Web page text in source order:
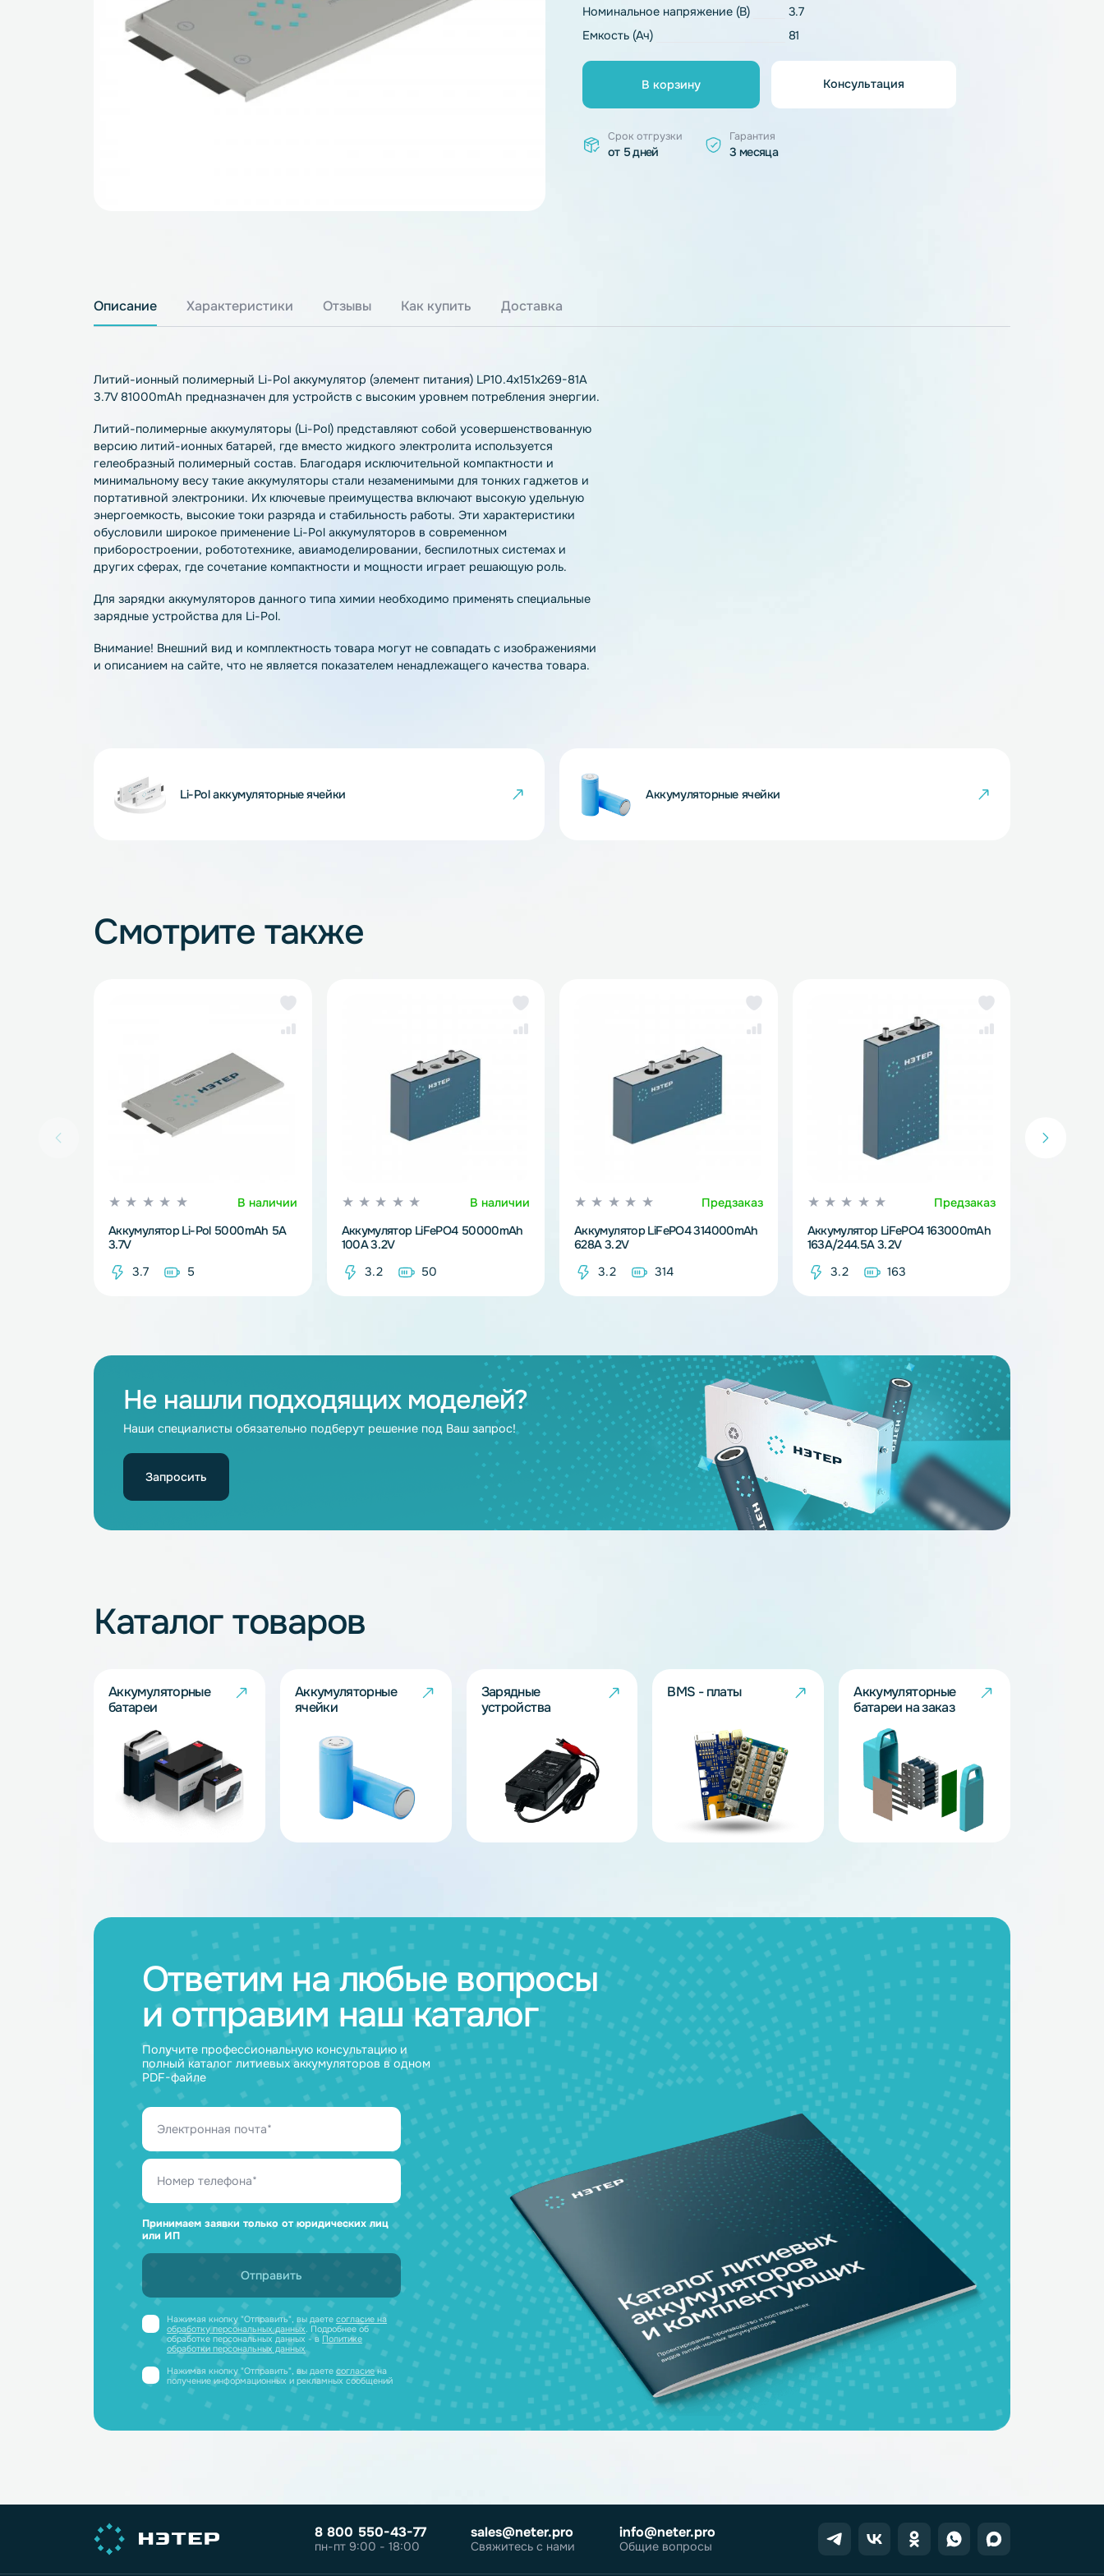
Тип химии
Емкость (Ач) 81
В корзину
Описание Характеристики Отзывы Как купить Доставка
Литий-ионный полимерный Li-Pol аккумулятор (элемент питания) LP10.4x151x269-81A
3.7V 81000mAh предназначен для устройств с высоким уровнем потребления энергии.
Литий-полимерные аккумуляторы (Li-Pol) представляют собой усовершенствованную
версию литий-ионных батарей, где вместо жидкого электролита используется
гелеобразный полимерный состав. Благодаря исключительной компактности и
минимальному весу такие аккумуляторы стали незаменимыми для тонких гаджетов и
портативной электроники. Их ключевые преимущества включают высокую удельную
энергоемкость, высокие токи разряда и стабильность работы. Эти характеристики
приборостроении, робототехнике, авиамоделировании, беспилотных системах и
других сферах, где сочетание компактности и мощности играет решающую роль.
и описанием на сайте, что не является показателем ненадлежащего качества товара.
Li-Pol аккумуляторные ячейки
Смотрите также
Аккумулятор Li-Pol 5000mAh 5A
3.7V
3.7
5
В наличии
Аккумулятор LiFePO4 50000mAh
100A 3.2V
50
Предзаказ
Аккумулятор LiFePO4 314000mAh
628A 3.2V
3.2
314
Аккумулятор LiFePO4 163000mAh
163A/244.5A 3.2V
3.2
Наши специалисты обязательно подберут решение под Ваш запрос!
Каталог товаров
Аккумуляторные Аккумуляторные
ячейки
Зарядные
устройства
BMS - платы Аккумуляторные
батареи на заказ
Ответим на любые вопросы
и отправим наш каталог
Получите профессиональную консультацию и
полный каталог литиевых аккумуляторов в одном
PDF-файле